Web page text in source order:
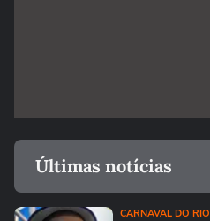
Últimas notícias
CARNAVAL DO RIO